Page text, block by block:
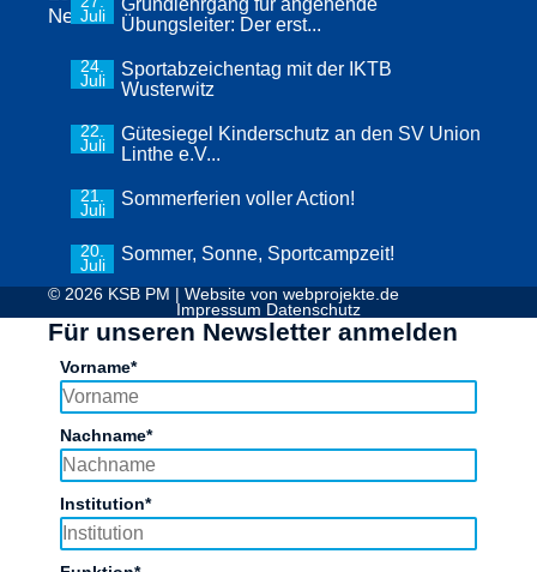
News
Juli
Grundlehrgang für angehende
Übungsleiter: Der erst...
24.
Juli
Sportabzeichentag mit der IKTB
Wusterwitz
22.
Juli
Gütesiegel Kinderschutz an den SV Union
Linthe e.V...
21.
Juli
Sommerferien voller Action!
20.
Juli
Sommer, Sonne, Sportcampzeit!
© 2026 KSB PM | Website von webprojekte.de
Impressum Datenschutz
Für unseren Newsletter anmelden
Vorname*
Nachname*
Institution*